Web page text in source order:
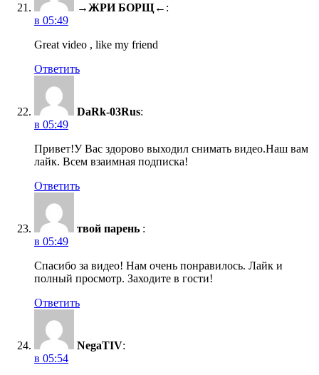
→ЖРИ БОРЩ← :
в 05:49
Great video , like my friend
Ответить
DaRk-03Rus:
в 05:49
Привет!У Вас здорово выходил снимать видео.Наш вам
лайк. Всем взаимная подписка!
Ответить
твой парень :
в 05:49
Спасибо за видео! Нам очень понравилось. Лайк и
полный просмотр. Заходите в гости!
Ответить
NegaTIV:
в 05:54